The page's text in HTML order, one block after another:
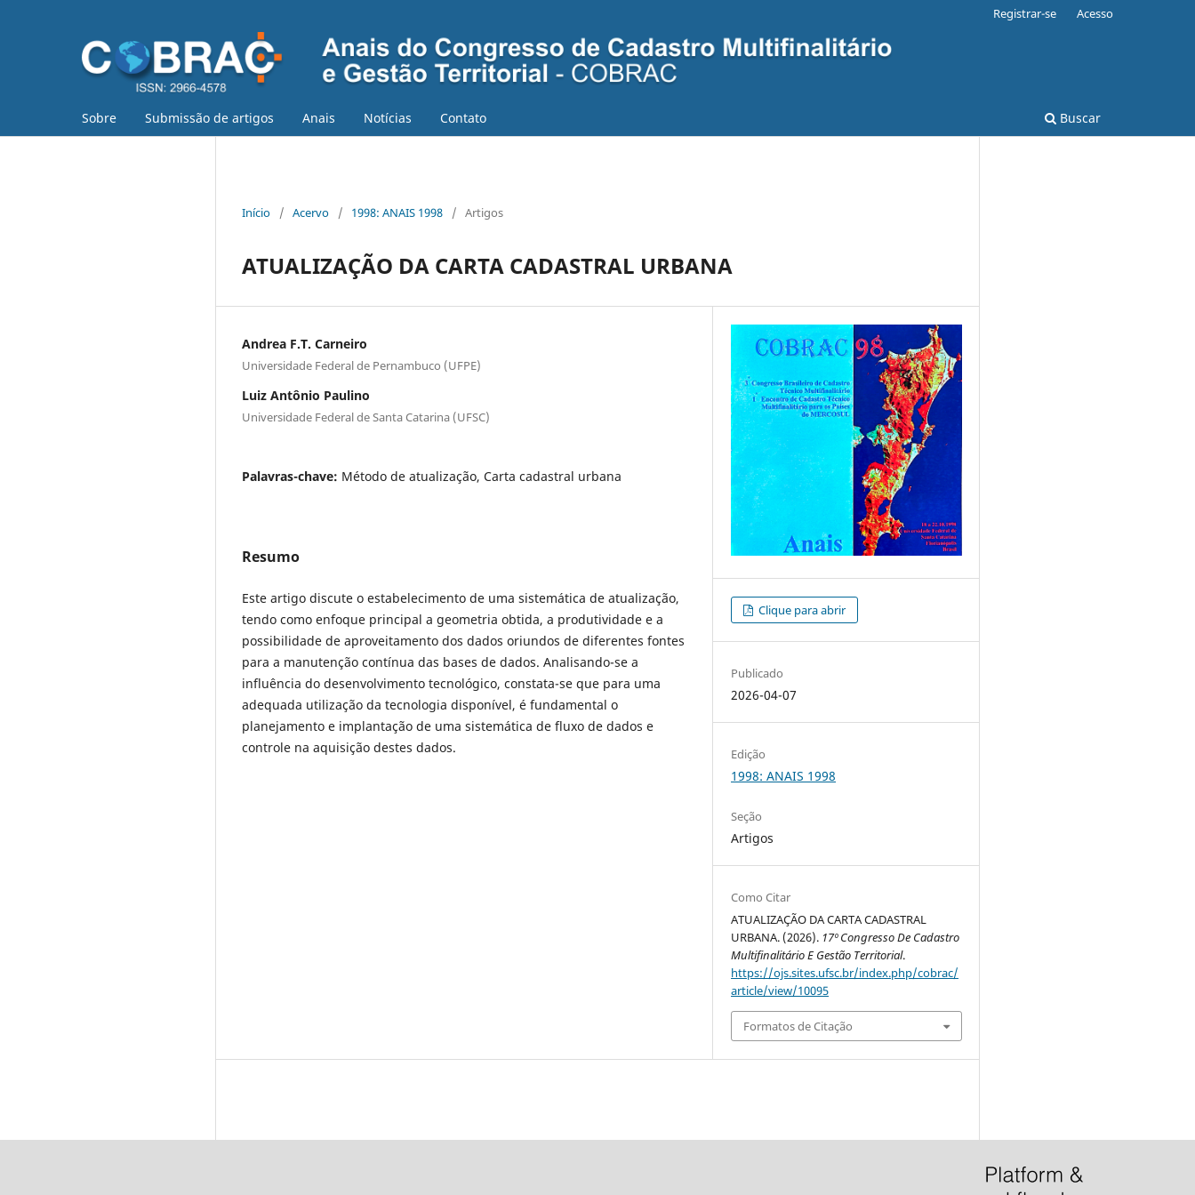
Sobre Submissão de artigos Anais Notícias Contato Buscar
Registrar-se Acesso
Início / Acervo / 1998: ANAIS 1998 / Artigos
ATUALIZAÇÃO DA CARTA CADASTRAL URBANA
Andrea F.T. Carneiro
Universidade Federal de Pernambuco (UFPE)
Luiz Antônio Paulino
Universidade Federal de Santa Catarina (UFSC)
Palavras-chave: Método de atualização, Carta cadastral urbana
Resumo
Este artigo discute o estabelecimento de uma sistemática de atualização,
tendo como enfoque principal a geometria obtida, a produtividade e a
possibilidade de aproveitamento dos dados oriundos de diferentes fontes
para a manutenção contínua das bases de dados. Analisando-se a
influência do desenvolvimento tecnológico, constata-se que para uma
adequada utilização da tecnologia disponível, é fundamental o
planejamento e implantação de uma sistemática de fluxo de dados e
controle na aquisição destes dados.
Clique para abrir
Publicado
2026-04-07
Edição
1998: ANAIS 1998
Seção
Artigos
Como Citar
ATUALIZAÇÃO DA CARTA CADASTRAL
URBANA. (2026). 17º Congresso De Cadastro
Multifinalitário E Gestão Territorial.
https://ojs.sites.ufsc.br/index.php/cobrac/
article/view/10095
Formatos de Citação